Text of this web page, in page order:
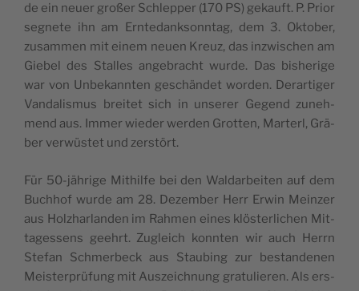
de ein neu­er gro­ßer Schlep­per (170 PS) gekauft. P. Pri­or
seg­ne­te ihn am Ern­te­dank­sonn­tag, dem 3. Okto­ber,
zusam­men mit einem neu­en Kreuz, das inzwi­schen am
Gie­bel des Stal­les ange­bracht wur­de. Das bis­he­ri­ge
war von Unbe­kann­ten geschän­det wor­den. Der­ar­ti­ger
Van­da­lis­mus brei­tet sich in unse­rer Gegend zuneh­
mend aus. Immer wie­der wer­den Grot­ten, Mar­terl, Grä­
ber ver­wüs­tet und zerstört.
Für 50-jäh­ri­ge Mit­hil­fe bei den Wald­ar­bei­ten auf dem
Buch­hof wur­de am 28. Dezem­ber Herr Erwin Mein­zer
aus Holz­har­lan­den im Rah­men eines klös­ter­li­chen Mit­
tag­essens geehrt. Zugleich konn­ten wir auch Herrn
Ste­fan Schmer­beck aus Stau­bing zur bestan­de­nen
Meis­ter­prü­fung mit Aus­zeich­nung gra­tu­lie­ren. Als ers­